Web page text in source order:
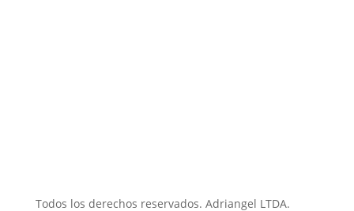
Todos los derechos reservados. Adriangel LTDA.